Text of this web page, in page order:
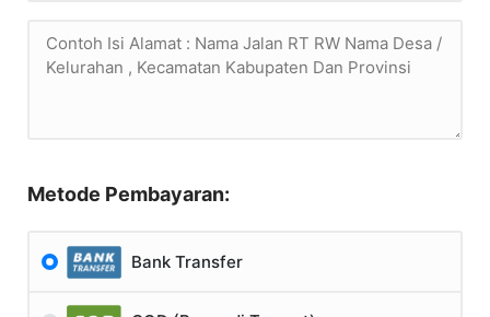
Metode Pembayaran:
Bank Transfer